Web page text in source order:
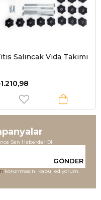
Salıncak Vida Takımı
Sen Haberdar Ol!
GÖNDER
korunmasını kabul ediyorum.